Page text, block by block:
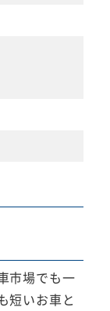
市場でも一
短いお車と